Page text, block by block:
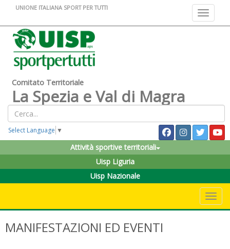
Toggle
UNIONE ITALIANA SPORT PER TUTTI
Comitato Territoriale
La Spezia e Val di Magra
Select Language ▼
Attività sportive territoriali
Uisp Liguria
Uisp Nazionale
MANIFESTAZIONI ED EVENTI